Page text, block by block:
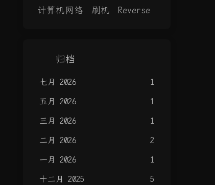
计算机网络
刷机 Reverse
归档
七月 2026
1
五月 2026
1
三月 2026
1
二月 2026
2
一月 2026
1
十二月 2025
5